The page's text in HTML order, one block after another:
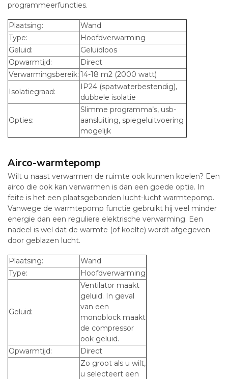
programmeerfuncties.
Plaatsing:
Wand
Type:
Hoofdverwarming
Geluid:
Geluidloos
Opwarmtijd:
Direct
Verwarmingsbereik: 14-18 m2 (2000 watt)
Isolatiegraad:
IP24 (spatwaterbestendig),
dubbele isolatie
Opties:
Slimme programma’s, usb-
aansluiting, spiegeluitvoering
mogelijk
Airco-warmtepomp
Wilt u naast verwarmen de ruimte ook kunnen koelen? Een
airco die ook kan verwarmen is dan een goede optie. In
feite is het een plaatsgebonden lucht-lucht warmtepomp.
Vanwege de warmtepomp functie gebruikt hij veel minder
energie dan een reguliere elektrische verwarming. Een
nadeel is wel dat de warmte (of koelte) wordt afgegeven
door geblazen lucht.
Plaatsing:
Wand
Type:
Hoofdverwarming
Geluid:
Ventilator maakt
geluid. In geval
van een
monoblock maakt
de compressor
ook geluid.
Opwarmtijd:
Direct
Zo groot als u wilt,
u selecteert een